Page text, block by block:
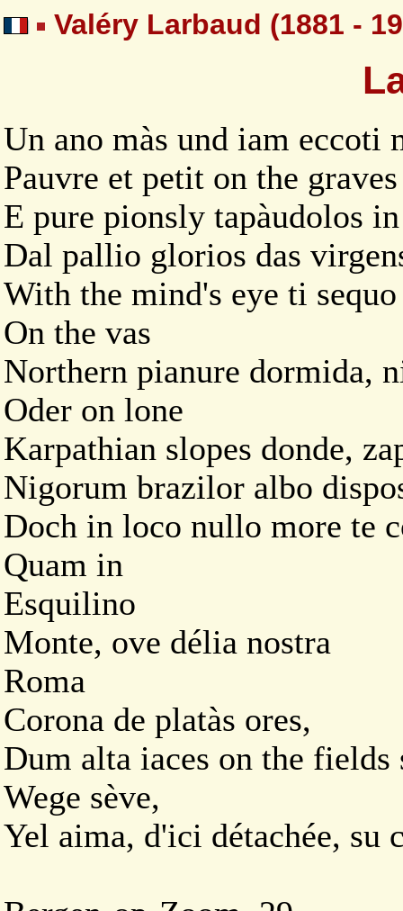
Valéry Larbaud (1881 -
Un ano màs und iam eccoti
Pauvre et petit on the
E pure pionsly tapàudolos
Dal pallio glorios das
With the mind's eye ti sequo
On the vas
Northern pianure dormida,
Oder on lone
Karpathian slopes donde,
Nigorum brazilor albo
Doch in loco nullo more te
Quam in
Esquilino
Monte, ove délia nostra
Roma
Corona de platàs ores,
Dum alta iaces on the fields
Wege sève,
Yel aima, d'ici détachée, su